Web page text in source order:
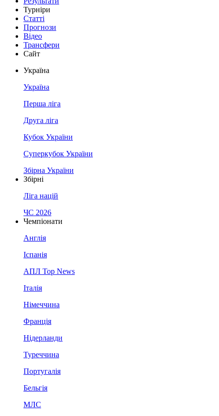
Турніри
Статті
Прогнози
Відео
Трансфери
Сайт
Україна
Україна
Перша ліга
Друга ліга
Кубок України
Суперкубок України
Збірна України
Збірні
Ліга націй
ЧС 2026
Чемпіонати
Англія
Іспанія
АПЛ Top News
Італія
Німеччина
Франція
Нідерланди
Туреччина
Португалія
Бельгія
МЛС